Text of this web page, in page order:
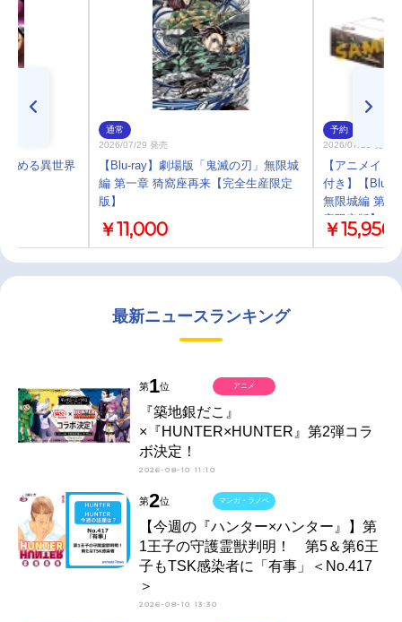
始める異世界
通常
2026/07/29 発売
【Blu-ray】劇場版「鬼滅の刃」無限城
編 第一章 猗窩座再来【完全生産限定
版】
￥11,000
予約
2026/07/29 発売
【アニメイト
付き】【Blu-
無限城編 第一
産限定版】ア
￥15,950
最新ニュースランキング
第1位
『築地銀だこ』
×『HUNTER×HUNTER』第2弾コラ
ボ決定！
2026-08-10 11:10
アニメ
第2位
【今週の『ハンター×ハンター』】第
1王子の守護霊獣判明！ 第5＆第6王
子もTSK感染者に「有事」＜No.417
＞
2026-08-10 13:30
マンガ・ラノベ